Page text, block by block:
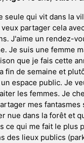
seule qui vit dans la
partager cela
J'aime un rendez-
Je suis une femme
que je fais cette
fin de semaine et
espace public. Je
les femmes. Je
mes fantasmes
nue dans la forêt et
ce qui me fait le plus
des lieux publics